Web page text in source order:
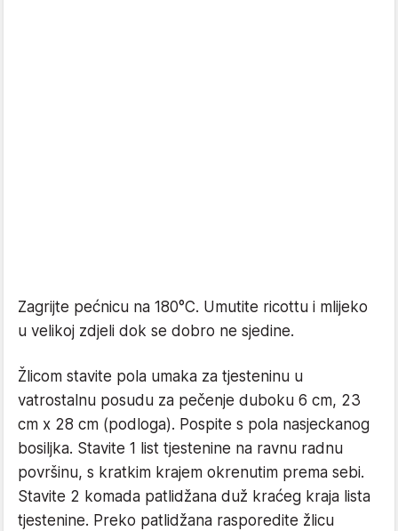
Zagrijte pećnicu na 180°C. Umutite ricottu i mlijeko
u velikoj zdjeli dok se dobro ne sjedine.
Žlicom stavite pola umaka za tjesteninu u
vatrostalnu posudu za pečenje duboku 6 cm, 23
cm x 28 cm (podloga). Pospite s pola nasjeckanog
bosiljka. Stavite 1 list tjestenine na ravnu radnu
površinu, s kratkim krajem okrenutim prema sebi.
Stavite 2 komada patlidžana duž kraćeg kraja lista
tjestenine. Preko patlidžana rasporedite žlicu